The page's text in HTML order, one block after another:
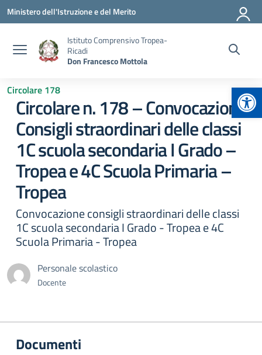
Vai ai contenuti
Vai al menu di navigazione
Vai al footer
Ministero dell'Istruzione e del Merito
Istituto Comprensivo Tropea-
Ricadi
Don Francesco Mottola
Circolare 178
Circolare n. 178 – Convocazione
Consigli straordinari delle classi
1C scuola secondaria I Grado –
Tropea e 4C Scuola Primaria –
Tropea
Convocazione consigli straordinari delle classi
1C scuola secondaria I Grado - Tropea e 4C
Scuola Primaria - Tropea
Personale scolastico
Docente
Documenti